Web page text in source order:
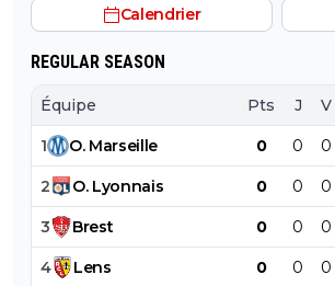
Calendrier
REGULAR SEASON
Équipe Pts J V
1 O. Marseille 0 0 0
2 O. Lyonnais 0 0 0
3 Brest 0 0 0
4 Lens 0 0 0